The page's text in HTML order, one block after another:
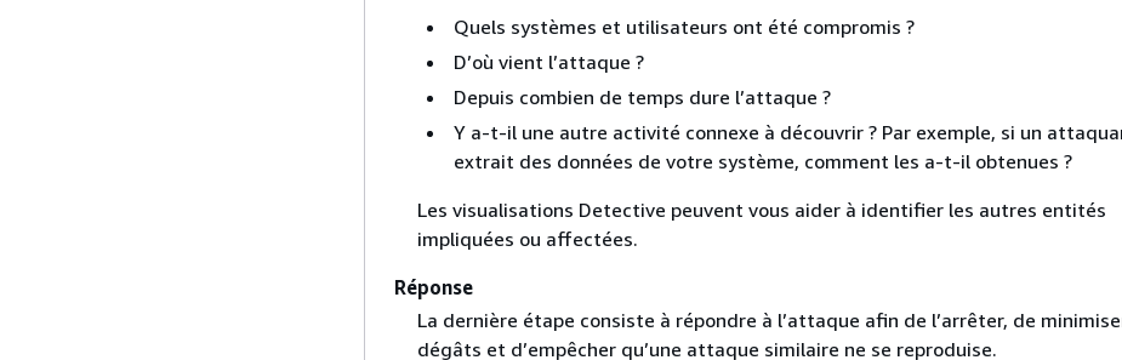
Quels systèmes et utilisateurs ont été compromis ?
D’où vient l’attaque ?
Depuis combien de temps dure l’attaque ?
Y a-t-il une autre activité connexe à découvrir ? Par exemple, si un
extrait des données de votre système, comment les a-t-il obtenues ?
Les visualisations Detective peuvent vous aider à identifier les autres entités
impliquées ou affectées.
Réponse
La dernière étape consiste à répondre à l’attaque afin de l’arrêter, de
dégâts et d’empêcher qu’une attaque similaire ne se reproduise.